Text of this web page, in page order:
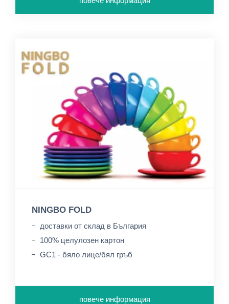
NINGBO FOLD
доставки от склад в България
100% целулозен картон
GC1 - бяло лице/бял гръб
повече информация